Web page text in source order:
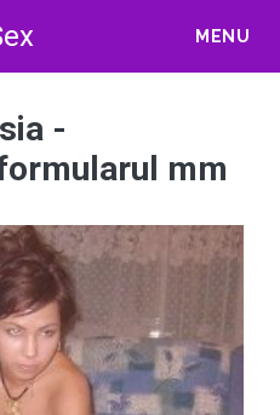
MENU
-
mm